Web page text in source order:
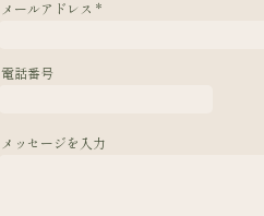
メールアドレス
電話番号
メッセージを入力